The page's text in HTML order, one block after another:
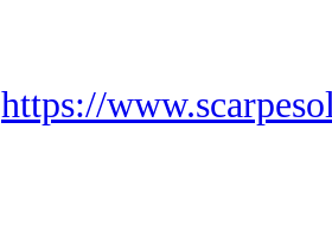
https://